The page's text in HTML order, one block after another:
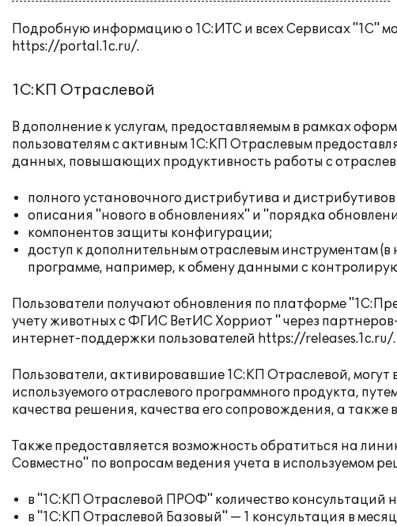
Подробную информацию о 1С:ИТС и всех Сервисах "1С"
https://portal.1c.ru/.
1С:КП Отраслевой
В дополнение к услугам, предоставляемым в рамках
пользователям с активным 1С:КП Отраслевым
данных, повышающих продуктивность работы с
полного установочного дистрибутива и
описания "нового в обновлениях" и "порядка
компонентов защиты конфигурации;
доступ к дополнительным отраслевым инструментам
программе, например, к обмену данными с
Пользователи получают обновления по платформе
учету животных с ФГИС ВетИС Хорриот " через
интернет-поддержки пользователей https://releases.1c.ru/.
Пользователи, активировавшие 1С:КП Отраслевой,
используемого отраслевого программного продукта,
качества решения, качества его сопровождения, а
Также предоставляется возможность обратиться на
Совместно" по вопросам ведения учета в используемом
в "1С:КП Отраслевой ПРОФ" количество консультаций
в "1С:КП Отраслевой Базовый" — 1 консультация в